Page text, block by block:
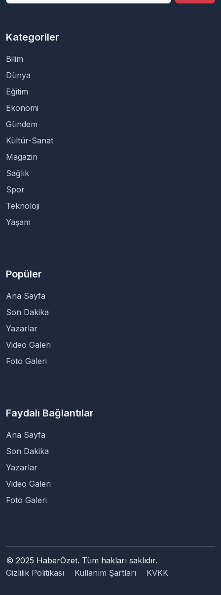
Kategoriler
Bilim
Dünya
Eğitim
Ekonomi
Gündem
Kültür-Sanat
Magazin
Sağlık
Spor
Teknoloji
Yaşam
Popüler
Ana Sayfa
Son Dakika
Yazarlar
Video Galeri
Foto Galeri
Faydalı Bağlantılar
Ana Sayfa
Son Dakika
Yazarlar
Video Galeri
Foto Galeri
© 2025 HaberÖzet. Tüm hakları saklıdır.
Gizlilik Politikası
Kullanım Şartları KVKK